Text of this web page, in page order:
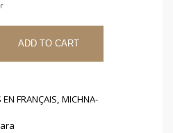
ADD TO CART
EN FRANÇAIS, MICHNA-